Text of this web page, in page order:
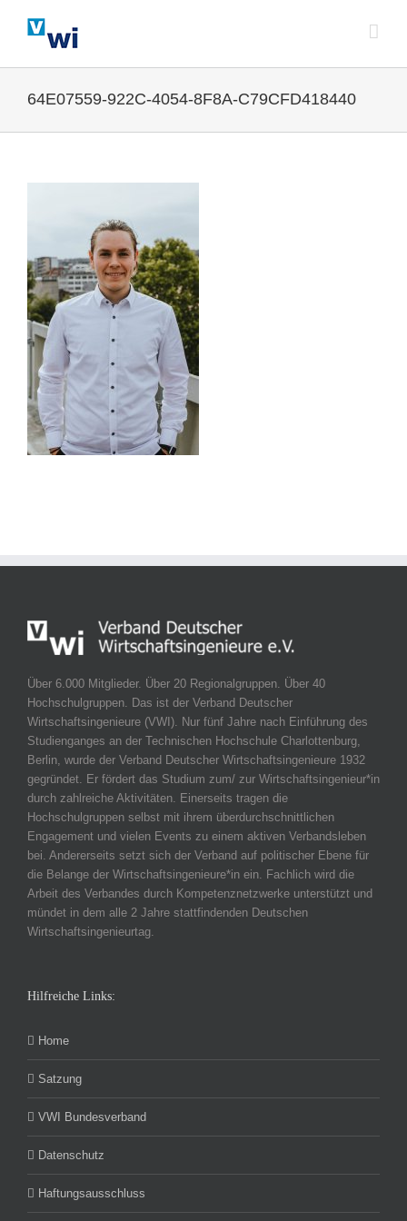
64E07559-922C-4054-8F8A-C79CFD418440
Über 6.000 Mitglieder. Über 20 Regionalgruppen. Über 40
Hochschulgruppen. Das ist der Verband Deutscher
Wirtschaftsingenieure (VWI). Nur fünf Jahre nach Einführung des
Studienganges an der Technischen Hochschule Charlottenburg,
Berlin, wurde der Verband Deutscher Wirtschaftsingenieure 1932
gegründet. Er fördert das Studium zum/ zur Wirtschaftsingenieur*in
durch zahlreiche Aktivitäten. Einerseits tragen die
Hochschulgruppen selbst mit ihrem überdurchschnittlichen
Engagement und vielen Events zu einem aktiven Verbandsleben
bei. Andererseits setzt sich der Verband auf politischer Ebene für
die Belange der Wirtschaftsingenieure*in ein. Fachlich wird die
Arbeit des Verbandes durch Kompetenznetzwerke unterstützt und
mündet in dem alle 2 Jahre stattfindenden Deutschen
Wirtschaftsingenieurtag.
Hilfreiche Links:
Home
Satzung
VWI Bundesverband
Datenschutz
Haftungsausschluss